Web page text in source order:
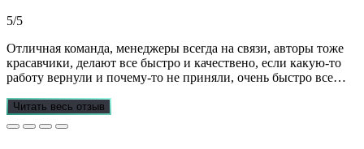
5/5
Отличная команда, менеджеры всегда на связи, авторы тоже
красавчики, делают все быстро и качествено, если какую-то
работу вернули и почему-то не приняли, очень быстро все
за 3 недели, до последнего не верила, что такое возможно, но
все удалось. Спасибо, что вы есть))
Читать весь отзыв